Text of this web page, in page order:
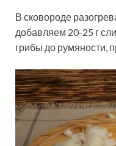
В сковороде
добавляем 20-25 г
грибы до румяности,